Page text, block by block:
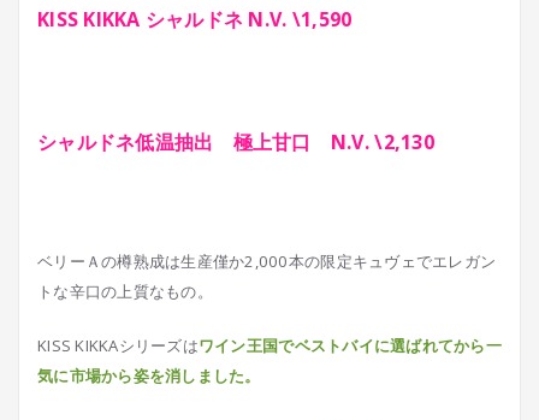
KISS KIKKA シャルドネ N.V. \1,590
シャルドネ低温抽出 極上甘口 N.V. \2,130
ベリーＡの樽熟成は生産僅か2,000本の限定キュヴェでエレガン
トな辛口の上質なもの。
KISS KIKKAシリーズはワイン王国でベストバイに選ばれてから一
気に市場から姿を消しました。